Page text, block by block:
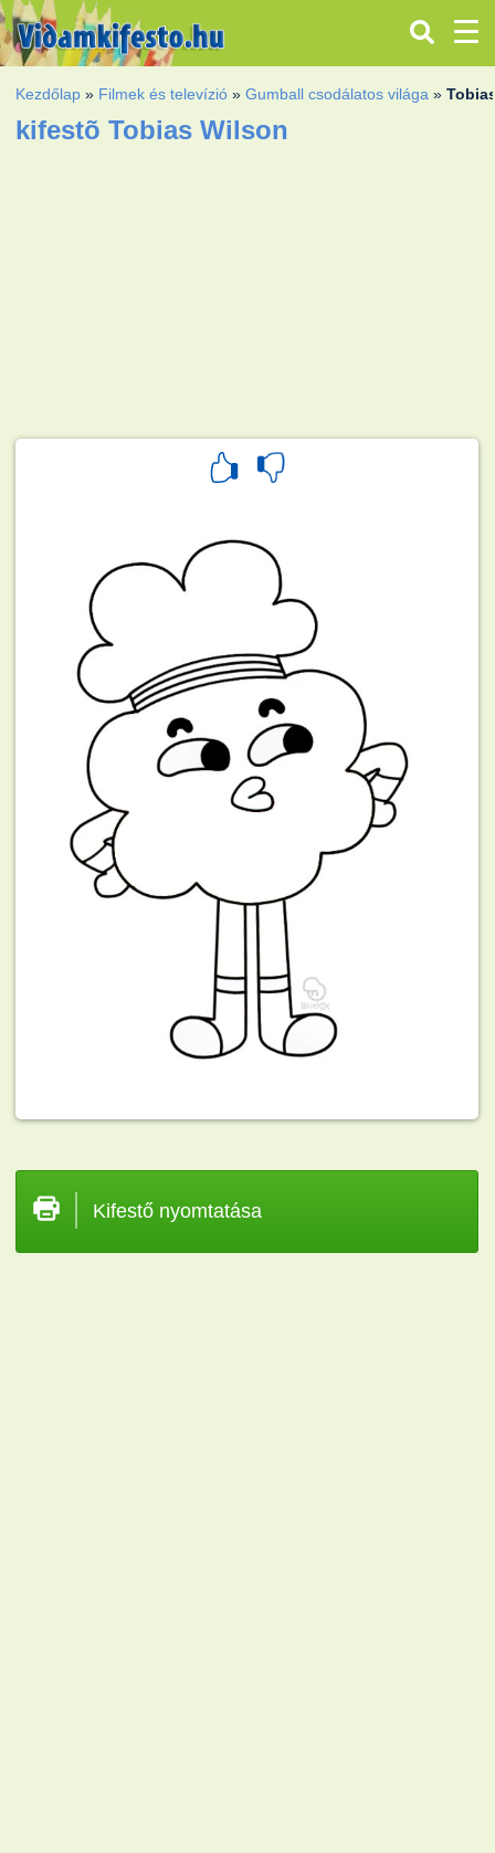
Kezdőlap » Filmek és televízió »Gumball csodálatos világa »
kifestõ Tobias Wilson
Kifestő nyomtatása